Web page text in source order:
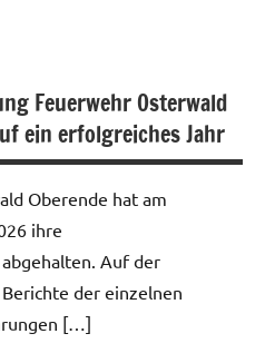
Feuerwehr Osterwald
ein erfolgreiches Jahr
Oberende hat am
ihre
Auf der
der einzelnen
[…]